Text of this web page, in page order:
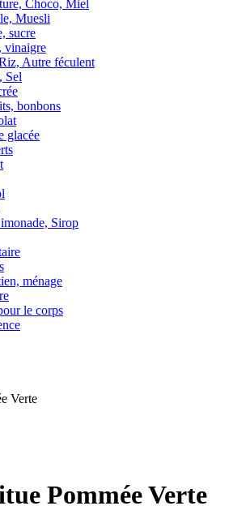
Choco, Miel
Muesli
sucre
vinaigre
Autre féculent
Sel
bonbons
glacée
Sirop
ménage
le corps
Verte
Pommée Verte